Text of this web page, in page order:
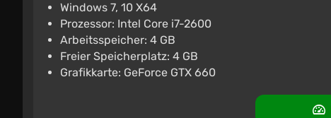
Windows 7, 10 X64
Prozessor: Intel Core i7-2600
Arbeitsspeicher: 4 GB
Freier Speicherplatz: 4 GB
Grafikkarte: GeForce GTX 660